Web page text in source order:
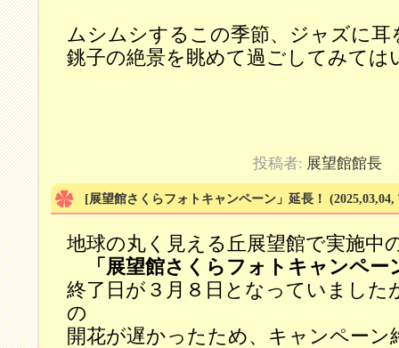
ムシムシするこの季節、ジャズに
銚子の絶景を眺めて過ごしてみては
投稿者: 展望館館長
[展望館さくらフォトキャンペーン」延長！ (2025,03,04,
地球の丸く見える丘展望館で実施中
「展望館さくらフォトキャンペー
終了日が３月８日となっていました
の
開花が遅かったため、キャンペーン